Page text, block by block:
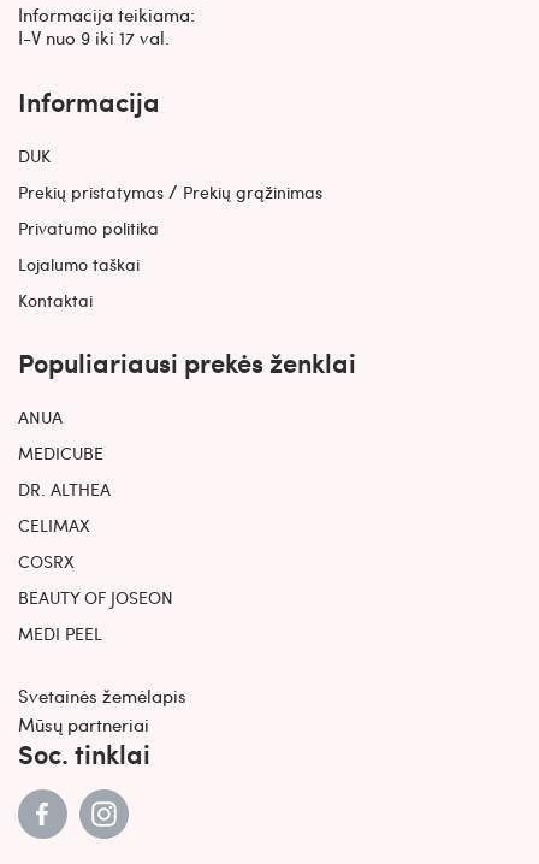
Informacija teikiama:
I-V nuo 9 iki 17 val.
Informacija
DUK
Prekių pristatymas / Prekių grąžinimas
Privatumo politika
Lojalumo taškai
Kontaktai
Populiariausi prekės ženklai
ANUA
MEDICUBE
DR. ALTHEA
CELIMAX
COSRX
BEAUTY OF JOSEON
MEDI PEEL
Svetainės žemėlapis
Mūsų partneriai
Soc. tinklai